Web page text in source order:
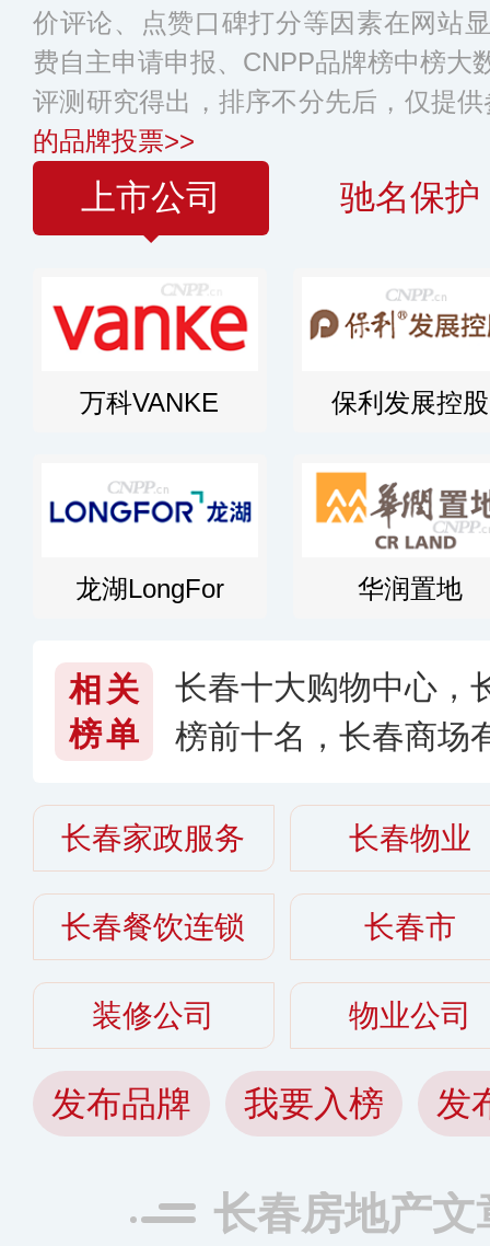
价评论、点赞口碑打分等因素在网站
费自主申请申报、CNPP品牌榜中榜大
评测研究得出，排序不分先后，仅提
的品牌投票>>
上市公司 驰名保护
万科VANKE 保利发展控股
龙湖LongFor 华润置地
相关
榜单
长春十大购物中心，
榜前十名，长春商场
长春家政服务 长春物业
长春餐饮连锁 长春市
装修公司 物业公司
发布品牌 我要入榜 发
长春房地产文